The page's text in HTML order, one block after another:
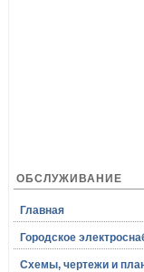
ОБСЛУЖИВАНИЕ
Главная
Городское
Схемы, чертежи и